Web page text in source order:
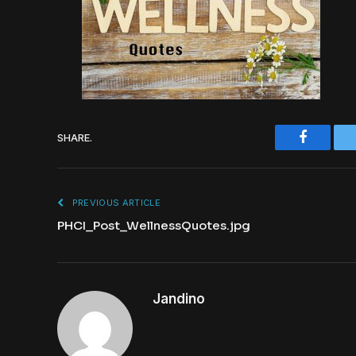
SHARE.
PREVIOUS ARTICLE
PHCI_Post_WellnessQuotes.jpg
Jandino